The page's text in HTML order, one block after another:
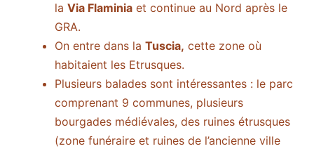
la Via Flaminia et continue au Nord après le
GRA.
On entre dans la Tuscia, cette zone où
habitaient les Etrusques.
Plusieurs balades sont intéressantes : le parc
comprenant 9 communes, plusieurs
bourgades médiévales, des ruines étrusques
(zone funéraire et ruines de l’ancienne ville